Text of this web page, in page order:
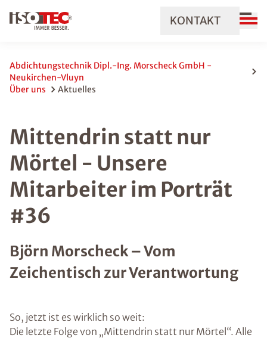
KONTAKT
Abdichtungstechnik Dipl.-Ing. Morscheck GmbH -
Neukirchen-Vluyn
Über uns
Aktuelles
Mittendrin statt nur
Mörtel - Unsere
Mitarbeiter im Porträt
#36
Björn Morscheck – Vom
Zeichentisch zur Verantwortung
So, jetzt ist es wirklich so weit:
Die letzte Folge von „Mittendrin statt nur Mörtel“. Alle